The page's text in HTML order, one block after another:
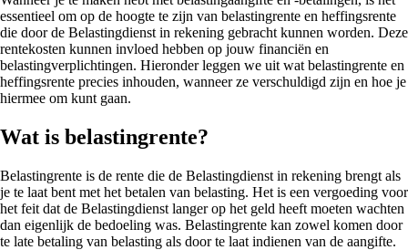
essentieel om op de hoogte te zijn van belastingrente en heffingsrente
die door de Belastingdienst in rekening gebracht kunnen worden. Deze
rentekosten kunnen invloed hebben op jouw financiën en
belastingverplichtingen. Hieronder leggen we uit wat belastingrente en
heffingsrente precies inhouden, wanneer ze verschuldigd zijn en hoe je
hiermee om kunt gaan.
Wat is belastingrente?
Belastingrente is de rente die de Belastingdienst in rekening brengt als
je te laat bent met het betalen van belasting. Het is een vergoeding voor
het feit dat de Belastingdienst langer op het geld heeft moeten wachten
dan eigenlijk de bedoeling was. Belastingrente kan zowel komen door
te late betaling van belasting als door te laat indienen van de aangifte.